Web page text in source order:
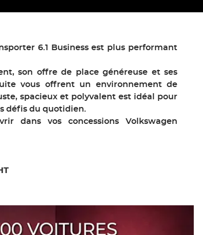
6.1 Business est plus performant
son offre de place généreuse et ses
vous offrent un environnement de
spacieux et polyvalent est idéal pour
défis du quotidien.
dans vos concessions Volkswagen